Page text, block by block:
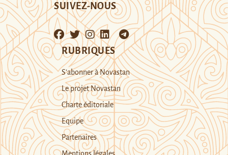
SUIVEZ-NOUS
RUBRIQUES
S’abonner à Novastan
Le projet Novastan
Charte éditoriale
Equipe
Partenaires